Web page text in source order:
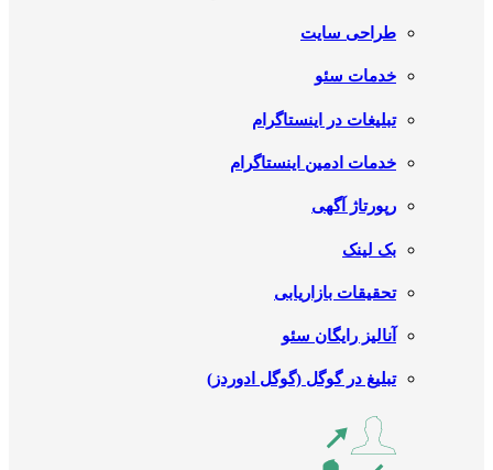
طراحی سایت
خدمات سئو
تبلیغات در اینستاگرام
خدمات ادمین اینستاگرام
رپورتاژ آگهی
بک لینک
تحقیقات بازاریابی
آنالیز رایگان سئو
تبلیغ در گوگل (گوگل ادوردز)